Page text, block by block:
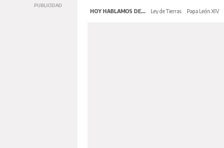
HOY HABLAMOS DE... Ley de Tierras Papa León XIV